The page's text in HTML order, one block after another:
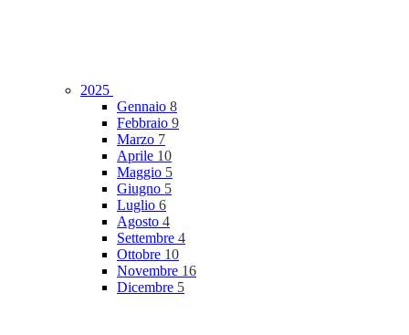
2025
Gennaio 8
Febbraio 9
Marzo 7
Aprile 10
Maggio 5
Giugno 5
Luglio 6
Agosto 4
Settembre 4
Ottobre 10
Novembre 16
Dicembre 5